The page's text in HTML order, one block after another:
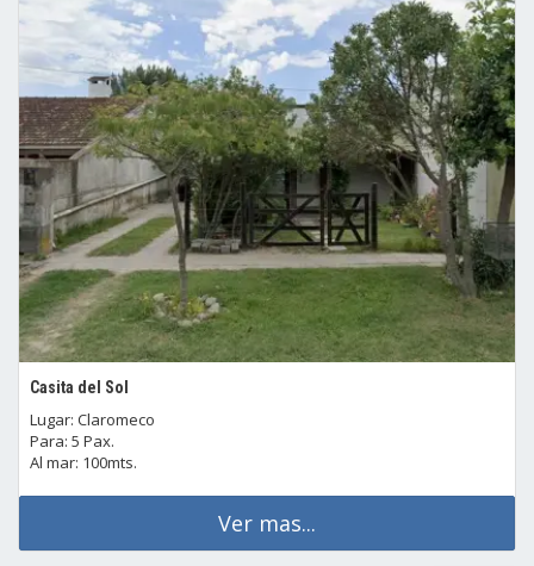
Casita del Sol
Lugar: Claromeco
Para: 5 Pax.
Al mar: 100mts.
Ver mas...